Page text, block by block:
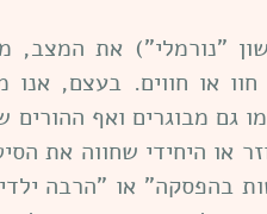
"נורמלי") את המצב,
או חווים. בעצם,
גם מבוגרים ואף ההורים
או היחידי שחווה את
בהפסקה" או "הרבה